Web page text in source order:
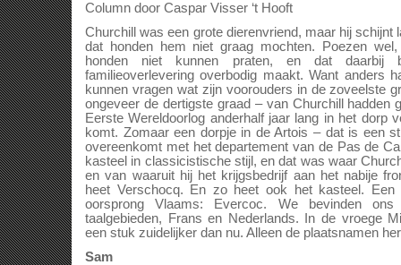
Column door Caspar Visser ‘t Hooft
Churchill was een grote dierenvriend, maar hij schijnt
dat honden hem niet graag mochten. Poezen
honden niet kunnen praten, en dat
familieoverlevering overbodig maakt. Want anders
kunnen vragen wat zijn voorouders in de zoveelste
ongeveer de dertigste graad – van Churchill hadden
Eerste Wereldoorlog anderhalf jaar lang in het dorp
komt. Zomaar een dorpje in de Artois – dat is een
overeenkomt met het departement van de Pas de
kasteel in classicistische stijl, en dat was waar
en van waaruit hij het krijgsbedrijf aan het nabije
heet Verschocq. En zo heet ook het kasteel.
oorsprong Vlaams: Evercoc. We bevinden
taalgebieden, Frans en Nederlands. In de vroege
een stuk zuidelijker dan nu. Alleen de plaatsnamen
Sam